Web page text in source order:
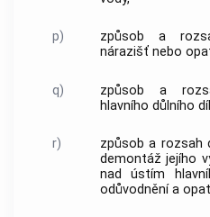
p)
způsob a
nárazišť nebo
q)
způsob a
hlavního důlního
r)
způsob a rozsah
demontáž jejího
nad ústím
odůvodnění a